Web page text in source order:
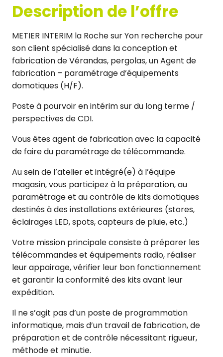
Description de l’offre
METIER INTERIM la Roche sur Yon recherche pour
son client spécialisé dans la conception et
fabrication de Vérandas, pergolas, un Agent de
fabrication – paramétrage d’équipements
domotiques (H/F).
Poste à pourvoir en intérim sur du long terme /
perspectives de CDI.
Vous êtes agent de fabrication avec la capacité
de faire du paramétrage de télécommande.
Au sein de l’atelier et intégré(e) à l’équipe
magasin, vous participez à la préparation, au
paramétrage et au contrôle de kits domotiques
destinés à des installations extérieures (stores,
éclairages LED, spots, capteurs de pluie, etc.)
Votre mission principale consiste à préparer les
télécommandes et équipements radio, réaliser
leur appairage, vérifier leur bon fonctionnement
et garantir la conformité des kits avant leur
expédition.
Il ne s’agit pas d’un poste de programmation
informatique, mais d’un travail de fabrication, de
préparation et de contrôle nécessitant rigueur,
méthode et minutie.